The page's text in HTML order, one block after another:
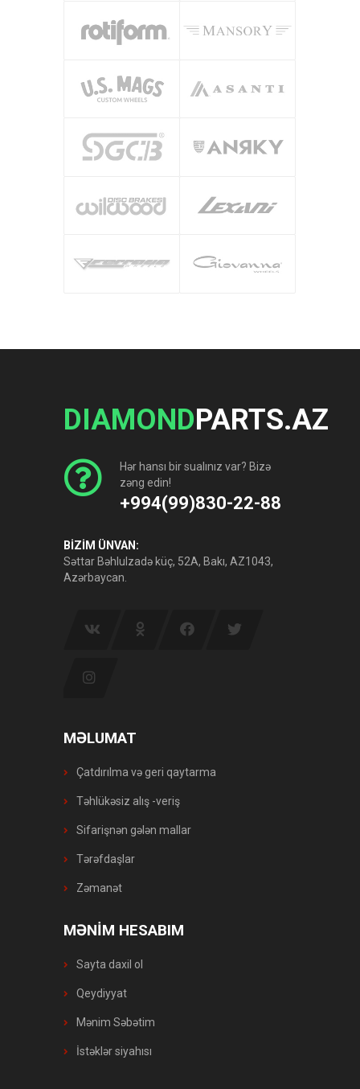
DIAMONDPARTS.AZ
Hər hansı bir sualınız var? Bizə
zəng edin!
+994(99)830-22-88
BİZİM ÜNVAN:
Səttar Bəhlulzadə küç, 52A, Bakı, AZ1043,
Azərbaycan.
MƏLUMAT
Çatdırılma və geri qaytarma
Təhlükəsiz alış -veriş
Sifarişnən gələn mallar
Tərəfdaşlar
Zəmanət
MƏNİM HESABIM
Sayta daxil ol
Qeydiyyat
Mənim Səbətim
İstəklər siyahısı